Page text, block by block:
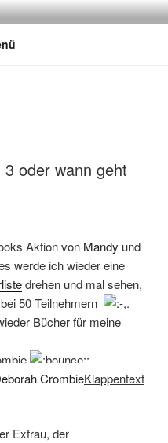
oder wann geht
Aktion von Mandy und
werde ich wieder eine
drehen und mal sehen,
50 Teilnehmern
.
Bücher für meine
:
Klappentext
Exfrau, der